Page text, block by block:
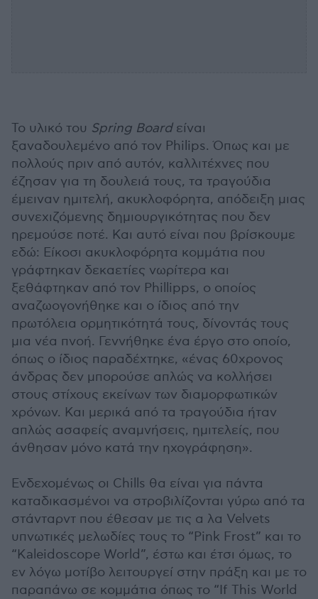
Το υλικό του Spring Boardείναι
ξαναδουλεμένο από τον Philips. Όπως και με
πολλούς πριν από αυτόν, καλλιτέχνες που
έζησαν για τη δουλειά τους, τα τραγούδια
έμειναν ημιτελή, ακυκλοφόρητα, απόδειξη μιας
συνεχιζόμενης δημιουργικότητας που δεν
ηρεμούσε ποτέ. Και αυτό είναι που βρίσκουμε
εδώ: Είκοσι ακυκλοφόρητα κομμάτια που
γράφτηκαν δεκαετίες νωρίτερα και
ξεθάφτηκαν από τον Phillipps, ο οποίος
αναζωογονήθηκε και ο ίδιος από την
πρωτόλεια ορμητικότητά τους, δίνοντάς τους
μια νέα πνοή. Γεννήθηκε ένα έργο στο οποίο,
όπως ο ίδιος παραδέχτηκε, «ένας 60χρονος
άνδρας δεν μπορούσε απλώς να κολλήσει
στους στίχους εκείνων των διαμορφωτικών
χρόνων. Και μερικά από τα τραγούδια ήταν
απλώς ασαφείς αναμνήσεις, ημιτελείς, που
άνθησαν μόνο κατά την ηχογράφηση».
Ενδεχομένως οι Chills θα είναι για πάντα
καταδικασμένοι να στροβιλίζονται γύρω από τα
στάνταρντ που έθεσαν με τις α λα Velvets
υπνωτικές μελωδίες τους το “Pink Frost” και το
“Kaleidoscope World”, έστω και έτσι όμως, το
εν λόγω μοτίβο λειτουργεί στην πράξη και με το
παραπάνω σε κομμάτια όπως το “If This World